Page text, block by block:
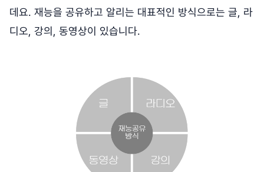
데요. 재능을 공유하고 알리는 대표적인 방식으로는 글, 라
디오, 강의, 동영상이 있습니다.